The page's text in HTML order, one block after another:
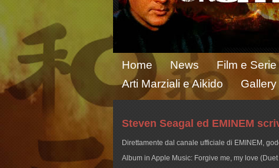
Home News Film e
Arti Marziali e Aikido
Gallery
Steven Seagal ed EMINEM
Direttamente dal canale ufficiale di EMINEM,
Album in Apple Music: Forgive me, my love